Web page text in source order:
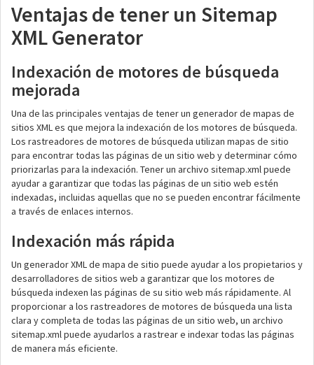
Ventajas de tener un Sitemap
XML Generator
Indexación de motores de búsqueda
mejorada
Una de las principales ventajas de tener un generador de mapas de
sitios XML es que mejora la indexación de los motores de búsqueda.
Los rastreadores de motores de búsqueda utilizan mapas de sitio
para encontrar todas las páginas de un sitio web y determinar cómo
priorizarlas para la indexación. Tener un archivo sitemap.xml puede
ayudar a garantizar que todas las páginas de un sitio web estén
indexadas, incluidas aquellas que no se pueden encontrar fácilmente
a través de enlaces internos.
Indexación más rápida
Un generador XML de mapa de sitio puede ayudar a los propietarios y
desarrolladores de sitios web a garantizar que los motores de
búsqueda indexen las páginas de su sitio web más rápidamente. Al
proporcionar a los rastreadores de motores de búsqueda una lista
clara y completa de todas las páginas de un sitio web, un archivo
sitemap.xml puede ayudarlos a rastrear e indexar todas las páginas
de manera más eficiente.